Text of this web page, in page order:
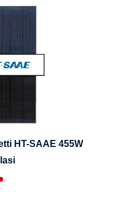
HT-SAAE 455W